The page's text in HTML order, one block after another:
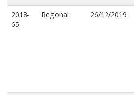
2018-
65
Regional 26/12/2019